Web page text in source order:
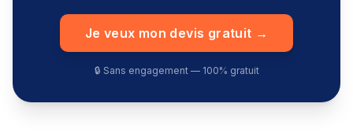
Je veux mon devis gratuit →
🔒 Sans engagement — 100% gratuit